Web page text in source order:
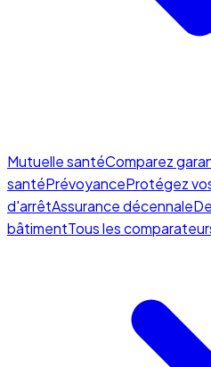
Mutuelle santéComparez
santéPrévoyanceProtégez
d'arrêtAssurance décennale
bâtimentTous les